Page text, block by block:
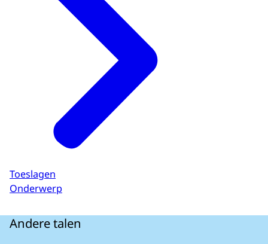
Toeslagen
Onderwerp
Andere talen